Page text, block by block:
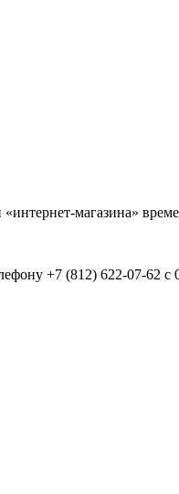
магазина»
+7 (812) 622-07-62 с